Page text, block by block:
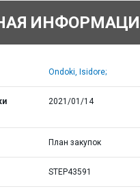
Ondoki, Isidore;
2021/01/14
План закупок
STEP43591